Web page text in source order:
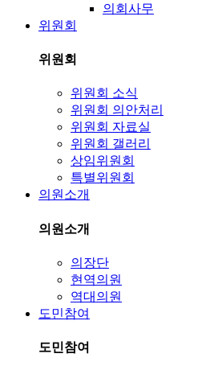
의회사무
위원회
위원회
위원회 소식
위원회 의안처리
위원회 자료실
위원회 갤러리
상임위원회
특별위원회
의원소개
의원소개
의장단
현역의원
역대의원
도민참여
도민참여